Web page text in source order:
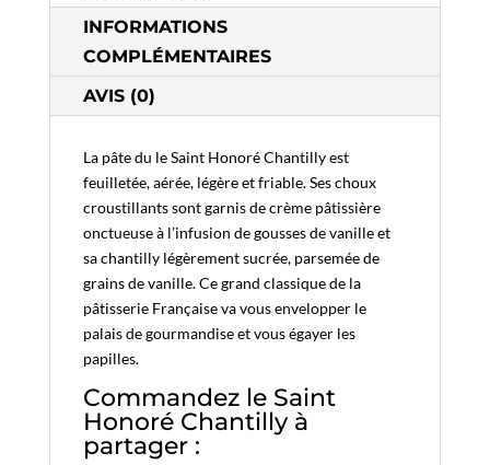
INFORMATIONS
COMPLÉMENTAIRES
AVIS (0)
La pâte du le Saint Honoré Chantilly est
feuilletée, aérée, légère et friable. Ses choux
croustillants sont garnis de crème pâtissière
onctueuse à l’infusion de gousses de vanille et
sa chantilly légèrement sucrée, parsemée de
grains de vanille. Ce grand classique de la
pâtisserie Française va vous envelopper le
palais de gourmandise et vous égayer les
papilles.
Commandez le Saint
Honoré Chantilly à
partager :